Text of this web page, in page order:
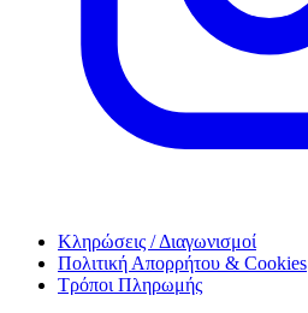
Κληρώσεις / Διαγωνισμοί
Πολιτική Απορρήτου & Cookies
Τρόποι Πληρωμής